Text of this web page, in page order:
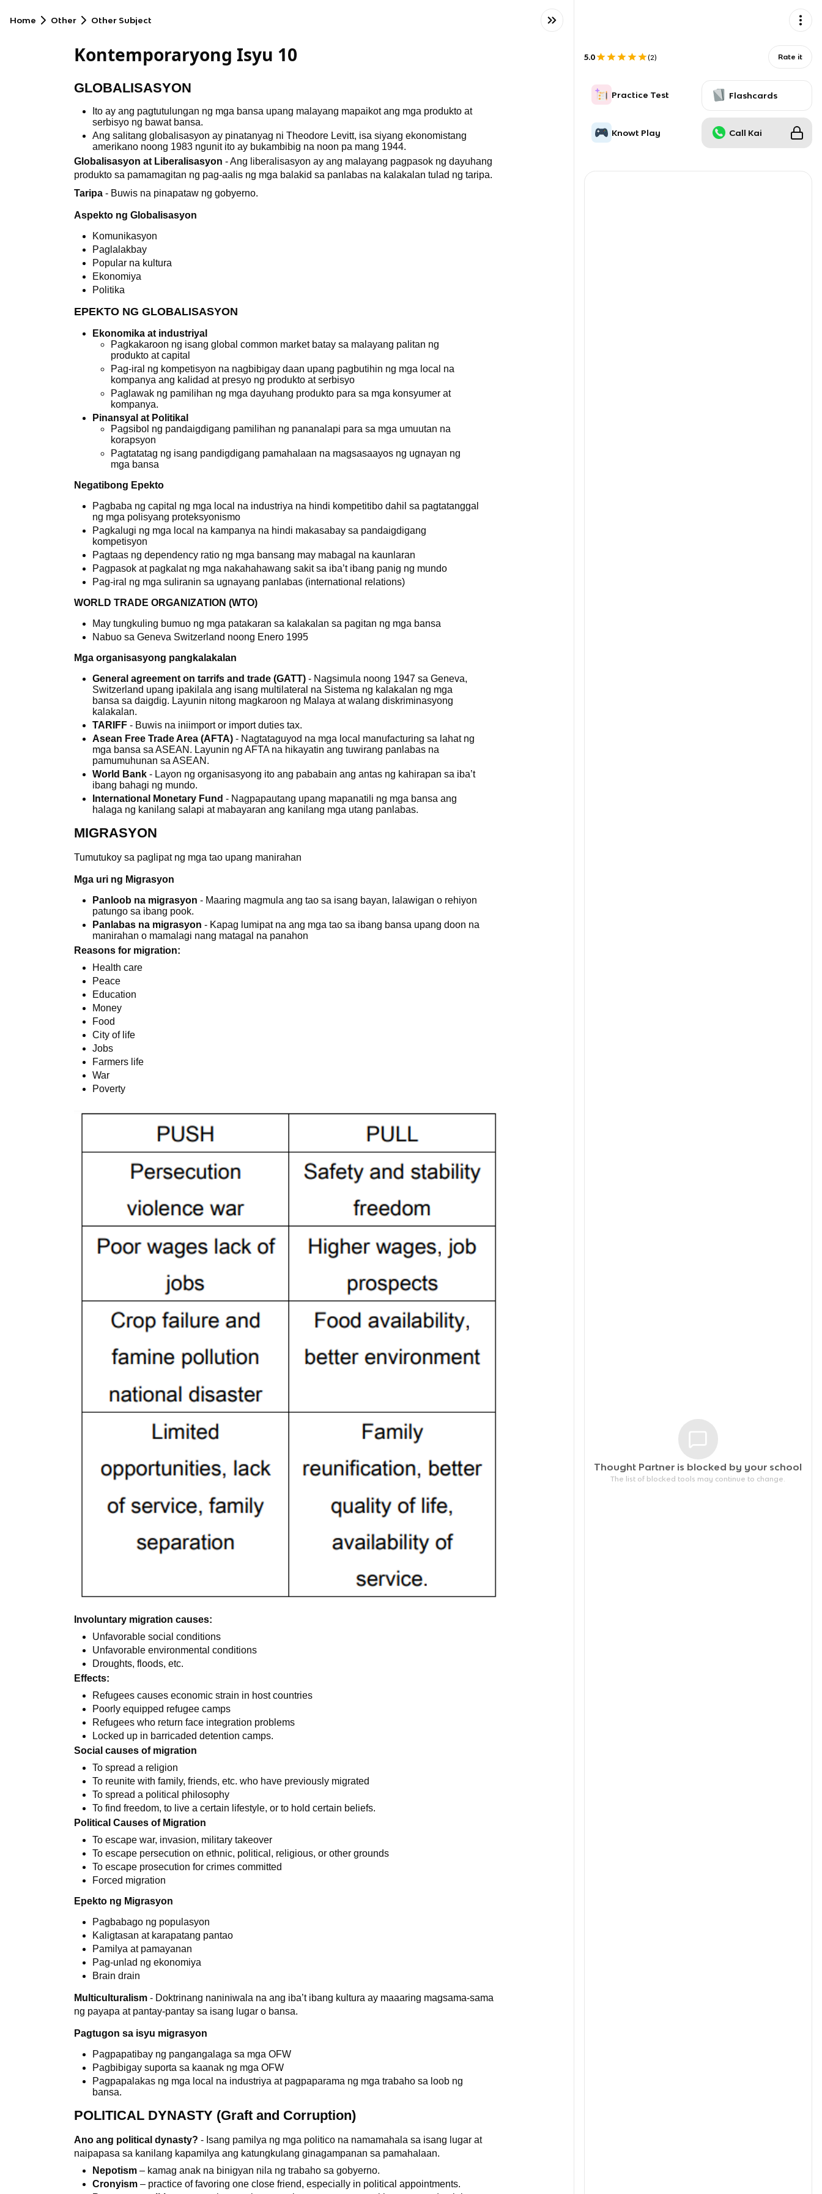
Home Other Other Subject
Kontemporaryong Isyu 10
GLOBALISASYON
Ito ay ang pagtutulungan ng mga bansa upang malayang mapaikot ang mga produkto at
serbisyo ng bawat bansa.
Ang salitang globalisasyon ay pinatanyag ni Theodore Levitt, isa siyang ekonomistang
amerikano noong 1983 ngunit ito ay bukambibig na noon pa mang 1944.
Globalisasyon at Liberalisasyon - Ang liberalisasyon ay ang malayang pagpasok ng dayuhang
produkto sa pamamagitan ng pag-aalis ng mga balakid sa panlabas na kalakalan tulad ng taripa.
Taripa - Buwis na pinapataw ng gobyerno.
Aspekto ng Globalisasyon
Komunikasyon
Paglalakbay
Popular na kultura
Ekonomiya
Politika
EPEKTO NG GLOBALISASYON
Ekonomika at industriyal
Pagkakaroon ng isang global common market batay sa malayang palitan ng
produkto at capital
Pag-iral ng kompetisyon na nagbibigay daan upang pagbutihin ng mga local na
kompanya ang kalidad at presyo ng produkto at serbisyo
Paglawak ng pamilihan ng mga dayuhang produkto para sa mga konsyumer at
kompanya.
Pinansyal at Politikal
Pagsibol ng pandaigdigang pamilihan ng pananalapi para sa mga umuutan na
korapsyon
Pagtatatag ng isang pandigdigang pamahalaan na magsasaayos ng ugnayan ng
mga bansa
Negatibong Epekto
Pagbaba ng capital ng mga local na industriya na hindi kompetitibo dahil sa pagtatanggal
ng mga polisyang proteksyonismo
Pagkalugi ng mga local na kampanya na hindi makasabay sa pandaigdigang
kompetisyon
Pagtaas ng dependency ratio ng mga bansang may mabagal na kaunlaran
Pagpasok at pagkalat ng mga nakahahawang sakit sa iba’t ibang panig ng mundo
Pag-iral ng mga suliranin sa ugnayang panlabas (international relations)
WORLD TRADE ORGANIZATION (WTO)
May tungkuling bumuo ng mga patakaran sa kalakalan sa pagitan ng mga bansa
Nabuo sa Geneva Switzerland noong Enero 1995
Mga organisasyong pangkalakalan
General agreement on tarrifs and trade (GATT) - Nagsimula noong 1947 sa Geneva,
Switzerland upang ipakilala ang isang multilateral na Sistema ng kalakalan ng mga
bansa sa daigdig. Layunin nitong magkaroon ng Malaya at walang diskriminasyong
kalakalan.
TARIFF - Buwis na iniimport or import duties tax.
Asean Free Trade Area (AFTA) - Nagtataguyod na mga local manufacturing sa lahat ng
mga bansa sa ASEAN. Layunin ng AFTA na hikayatin ang tuwirang panlabas na
pamumuhunan sa ASEAN.
World Bank - Layon ng organisasyong ito ang pababain ang antas ng kahirapan sa iba’t
ibang bahagi ng mundo.
International Monetary Fund - Nagpapautang upang mapanatili ng mga bansa ang
halaga ng kanilang salapi at mabayaran ang kanilang mga utang panlabas.
MIGRASYON
Tumutukoy sa paglipat ng mga tao upang manirahan
Mga uri ng Migrasyon
Panloob na migrasyon - Maaring magmula ang tao sa isang bayan, lalawigan o rehiyon
patungo sa ibang pook.
Panlabas na migrasyon - Kapag lumipat na ang mga tao sa ibang bansa upang doon na
manirahan o mamalagi nang matagal na panahon
Reasons for migration:
Health care
Peace
Education
Money
Food
City of life
Jobs
Farmers life
War
Poverty
Involuntary migration causes:
Unfavorable social conditions
Unfavorable environmental conditions
Droughts, floods, etc.
Effects:
Refugees causes economic strain in host countries
Poorly equipped refugee camps
Refugees who return face integration problems
Locked up in barricaded detention camps.
Social causes of migration
To spread a religion
To reunite with family, friends, etc. who have previously migrated
To spread a political philosophy
To find freedom, to live a certain lifestyle, or to hold certain beliefs.
Political Causes of Migration
To escape war, invasion, military takeover
To escape persecution on ethnic, political, religious, or other grounds
To escape prosecution for crimes committed
Forced migration
Epekto ng Migrasyon
Pagbabago ng populasyon
Kaligtasan at karapatang pantao
Pamilya at pamayanan
Pag-unlad ng ekonomiya
Brain drain
Multiculturalism - Doktrinang naniniwala na ang iba’t ibang kultura ay maaaring magsama-sama
ng payapa at pantay-pantay sa isang lugar o bansa.
Pagtugon sa isyu migrasyon
Pagpapatibay ng pangangalaga sa mga OFW
Pagbibigay suporta sa kaanak ng mga OFW
Pagpapalakas ng mga local na industriya at pagpaparama ng mga trabaho sa loob ng
bansa.
POLITICAL DYNASTY (Graft and Corruption)
Ano ang political dynasty? - Isang pamilya ng mga politico na namamahala sa isang lugar at
naipapasa sa kanilang kapamilya ang katungkulang ginagampanan sa pamahalaan.
Nepotism – kamag anak na binigyan nila ng trabaho sa gobyerno.
Cronyism – practice of favoring one close friend, especially in political appointments.
5.0 (2) Rate it
Practice Test Flashcards
Knowt Play Call Kai
Thought Partner is blocked by your school
The list of blocked tools may continue to change.